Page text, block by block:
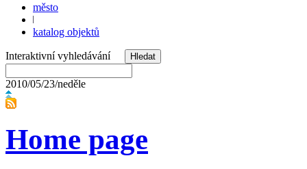
město
katalog objektů
Interaktivní vyhledávání
2010/05/23/neděle
Home page